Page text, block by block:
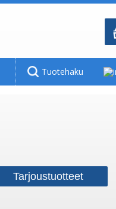
Tuotehaku
Tarjoustuotteet